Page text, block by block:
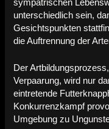
sympatrischen
unterschiedlich sein,
Gesichtspunkten
die Auftrennung der
Der
Verpaarung, wird nur
eintretende
Konkurrenzkampf
Umgebung zu